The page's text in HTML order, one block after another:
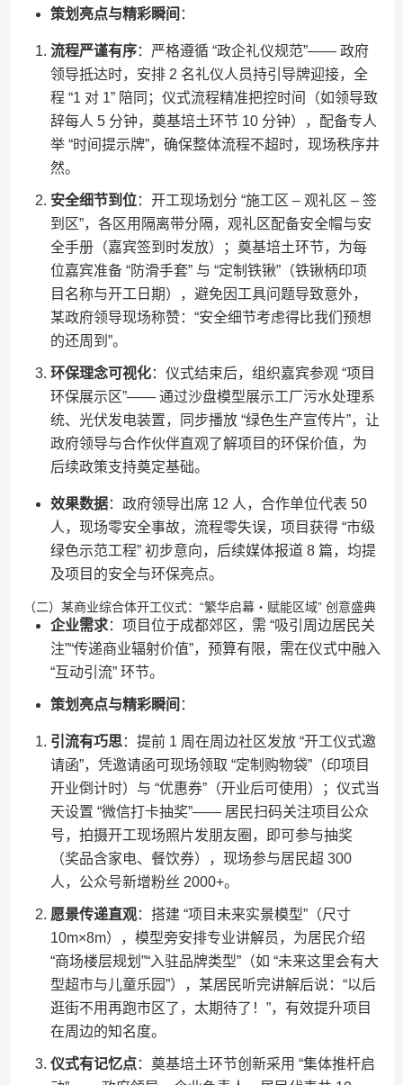
策划亮点与精彩瞬间 ：
流程严谨有序：严格遵循 “政企礼仪规范”—— 政府
领导抵达时，安排 2 名礼仪人员持引导牌迎接，全
程 “1 对 1” 陪同；仪式流程精准把控时间（如领导致
辞每人 5 分钟，奠基培土环节 10 分钟），配备专人
举 “时间提示牌”，确保整体流程不超时，现场秩序井
然。
安全细节到位：开工现场划分 “施工区 – 观礼区 – 签
到区”，各区用隔离带分隔，观礼区配备安全帽与安
全手册（嘉宾签到时发放）；奠基培土环节，为每
位嘉宾准备 “防滑手套” 与 “定制铁锹”（铁锹柄印项
目名称与开工日期），避免因工具问题导致意外，
某政府领导现场称赞：“安全细节考虑得比我们预想
的还周到”。
环保理念可视化：仪式结束后，组织嘉宾参观 “项目
环保展示区”—— 通过沙盘模型展示工厂污水处理系
统、光伏发电装置，同步播放 “绿色生产宣传片”，让
政府领导与合作伙伴直观了解项目的环保价值，为
后续政策支持奠定基础。
效果数据：政府领导出席 12 人，合作单位代表 50
人，现场零安全事故，流程零失误，项目获得 “市级
绿色示范工程” 初步意向，后续媒体报道 8 篇，均提
及项目的安全与环保亮点。
（二）某商业综合体开工仪式：“繁华启幕・赋能区域” 创意盛典
企业需求：项目位于成都郊区，需 “吸引周边居民关
注”“传递商业辐射价值”，预算有限，需在仪式中融入
“互动引流” 环节。
策划亮点与精彩瞬间 ：
引流有巧思：提前 1 周在周边社区发放 “开工仪式邀
请函”，凭邀请函可现场领取 “定制购物袋”（印项目
开业倒计时）与 “优惠券”（开业后可使用）；仪式当
天设置 “微信打卡抽奖”—— 居民扫码关注项目公众
号，拍摄开工现场照片发朋友圈，即可参与抽奖
（奖品含家电、餐饮券），现场参与居民超 300
人，公众号新增粉丝 2000+。
愿景传递直观：搭建 “项目未来实景模型”（尺寸
10m×8m），模型旁安排专业讲解员，为居民介绍
“商场楼层规划”“入驻品牌类型”（如 “未来这里会有大
型超市与儿童乐园”），某居民听完讲解后说：“以后
逛街不用再跑市区了，太期待了！”，有效提升项目
在周边的知名度。
仪式有记忆点：奠基培土环节创新采用 “集体推杆启